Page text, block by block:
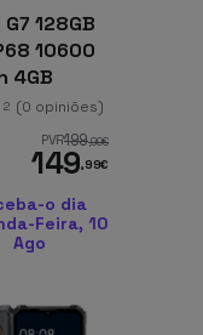
128GB
10600
4GB
2 (0 opiniões)
PVR199,99€
149,99€
o dia
Feira, 10
Ago